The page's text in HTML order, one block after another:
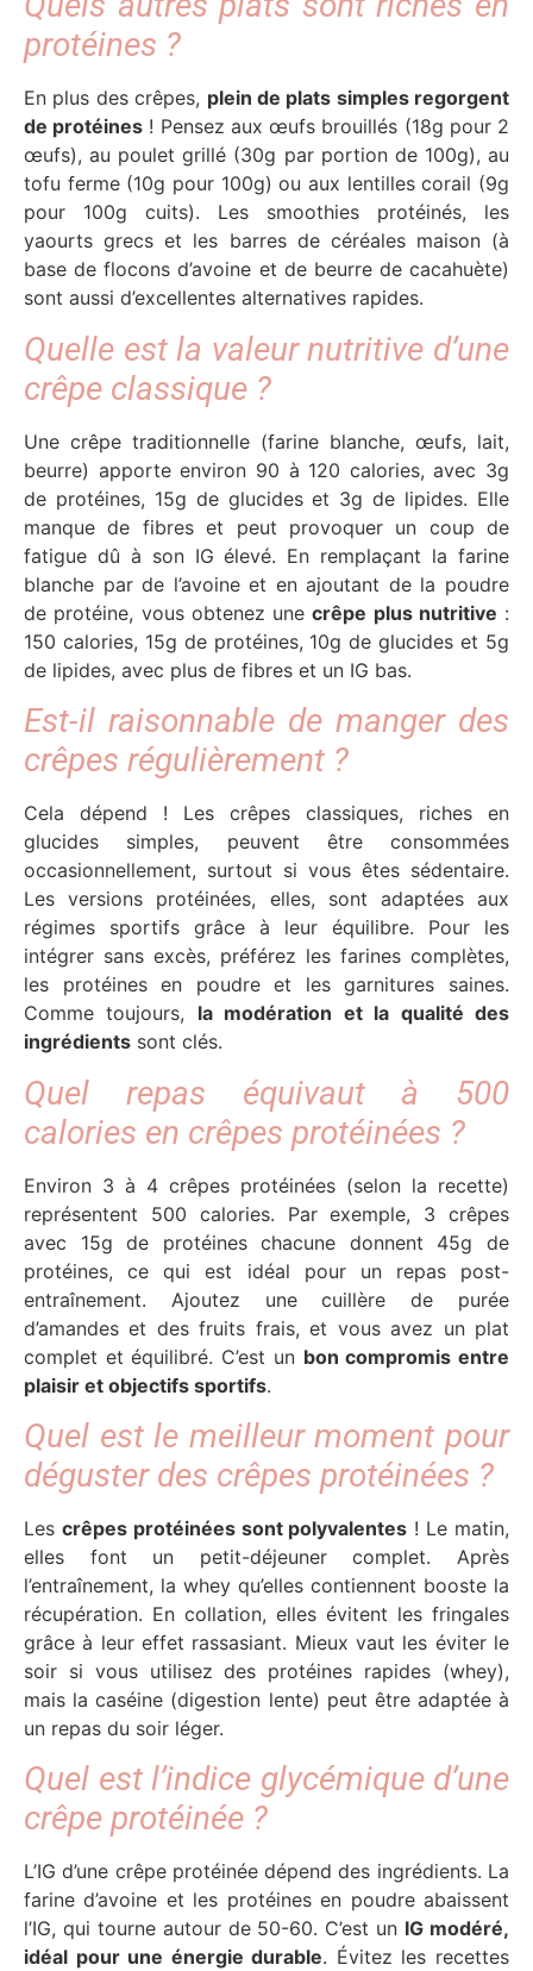
protéines ?
En plus des crêpes, plein de plats simples regorgent
de protéines ! Pensez aux œufs brouillés (18g pour 2
œufs), au poulet grillé (30g par portion de 100g), au
tofu ferme (10g pour 100g) ou aux lentilles corail (9g
pour 100g cuits). Les smoothies protéinés, les
yaourts grecs et les barres de céréales maison (à
base de flocons d’avoine et de beurre de cacahuète)
sont aussi d’excellentes alternatives rapides.
Quelle est la valeur nutritive d’une
crêpe classique ?
Une crêpe traditionnelle (farine blanche, œufs, lait,
beurre) apporte environ 90 à 120 calories, avec 3g
de protéines, 15g de glucides et 3g de lipides. Elle
manque de fibres et peut provoquer un coup de
fatigue dû à son IG élevé. En remplaçant la farine
blanche par de l’avoine et en ajoutant de la poudre
de protéine, vous obtenez unecrêpe plus nutritive :
150 calories, 15g de protéines, 10g de glucides et 5g
de lipides, avec plus de fibres et un IG bas.
Est-il raisonnable de manger des
crêpes régulièrement ?
Cela dépend ! Les crêpes classiques, riches en
glucides simples, peuvent être consommées
occasionnellement, surtout si vous êtes sédentaire.
Les versions protéinées, elles, sont adaptées aux
régimes sportifs grâce à leur équilibre. Pour les
intégrer sans excès, préférez les farines complètes,
les protéines en poudre et les garnitures saines.
Comme toujours, la modération et la qualité des
ingrédients sont clés.
Quel repas équivaut à 500
calories en crêpes protéinées ?
Environ 3 à 4 crêpes protéinées (selon la recette)
représentent 500 calories. Par exemple, 3 crêpes
avec 15g de protéines chacune donnent 45g de
protéines, ce qui est idéal pour un repas post-
entraînement. Ajoutez une cuillère de purée
d’amandes et des fruits frais, et vous avez un plat
complet et équilibré. C’est un bon compromis entre
plaisir et objectifs sportifs.
Quel est le meilleur moment pour
déguster des crêpes protéinées ?
Les crêpes protéinées sont polyvalentes ! Le matin,
elles font un petit-déjeuner complet. Après
l’entraînement, la whey qu’elles contiennent booste la
récupération. En collation, elles évitent les fringales
grâce à leur effet rassasiant. Mieux vaut les éviter le
soir si vous utilisez des protéines rapides (whey),
mais la caséine (digestion lente) peut être adaptée à
un repas du soir léger.
Quel est l’indice glycémique d’une
crêpe protéinée ?
L’IG d’une crêpe protéinée dépend des ingrédients. La
farine d’avoine et les protéines en poudre abaissent
l’IG, qui tourne autour de 50-60. C’est un IG modéré,
idéal pour une énergie durable. Évitez les recettes